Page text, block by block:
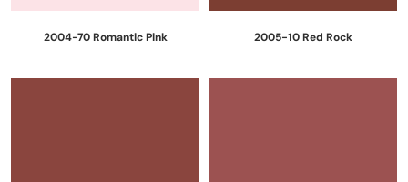
2004-70 Romantic Pink 2005-10 Red Rock